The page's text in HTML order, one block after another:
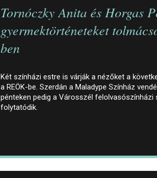
Tornóczky Anita és Horgas
gyermektörténeteket
ben
Két színházi estre is várják a nézőket a
a REÖK-be. Szerdán a Maladype Színház
pénteken pedig a Városszél felolvasószínházi
folytatódik.